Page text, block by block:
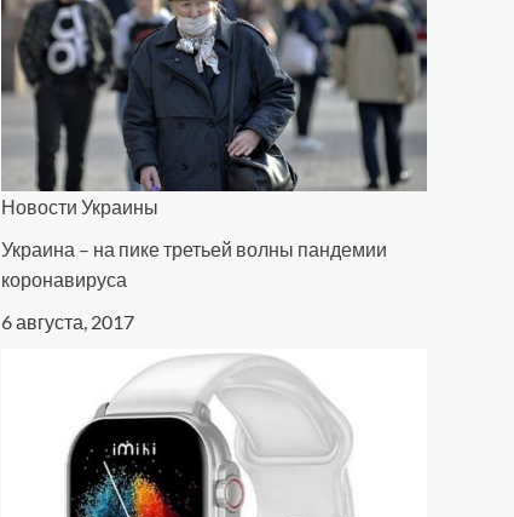
Новости Украины
Украина – на пике третьей волны пандемии
коронавируса
6 августа, 2017